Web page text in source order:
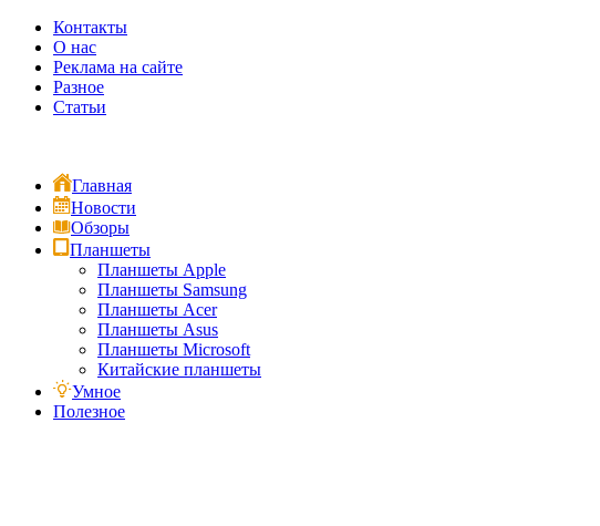
Контакты
О нас
Реклама на сайте
Разное
Статьи
Главная
Новости
Обзоры
Планшеты
Планшеты Apple
Планшеты Samsung
Планшеты Acer
Планшеты Asus
Планшеты Microsoft
Китайские планшеты
Умное
Полезное